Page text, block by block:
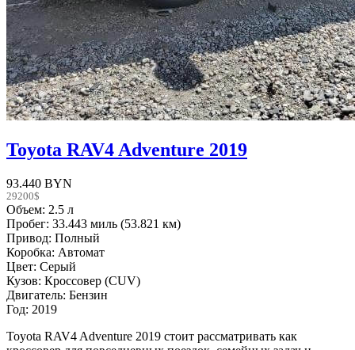
Toyota RAV4 Adventure 2019
93.440 BYN
29200$
Объем: 2.5 л
Пробег: 33.443 миль (53.821 км)
Привод: Полный
Коробка: Автомат
Цвет: Серый
Кузов: Кроссовер (CUV)
Двигатель: Бензин
Год: 2019
Toyota RAV4 Adventure 2019 стоит рассматривать как